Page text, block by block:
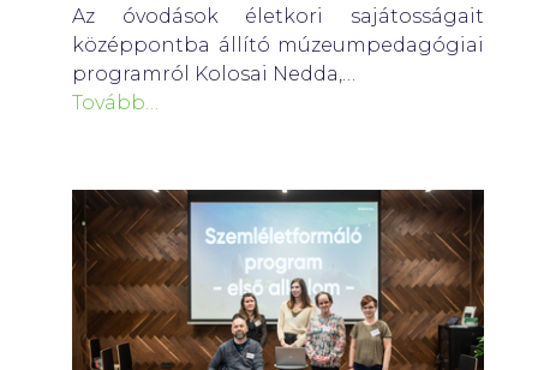
Az óvodások életkori sajátosságait
középpontba állító múzeumpedagógiai
programról Kolosai Nedda,…
Tovább…